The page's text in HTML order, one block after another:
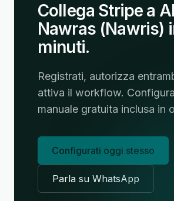
Collega Stripe a
Nawras (Nawris)
minuti.
Registrati, autorizza
attiva il workflow.
manuale gratuita inclusa in
Configurati oggi stesso
Parla su WhatsApp